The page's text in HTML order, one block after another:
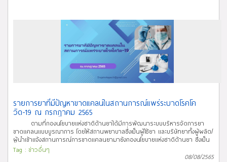
ในราชกิจจานุเบกษา (มีผลบังคับใช้ตั้งแต่วันที่ 4 กันยายน 2565) เป็นต้นไป เว้นแต่
รายการยาลำดับที่ 1 ของ 9.2 Fluids and electrolytes กลุ่มยา 9 Nutrition and
blood ในบัญชีแนบท้ายประกาศนี้ (ยา Calcium chloride + Potassium chloride +
Sodium chloride + Sodium acetate (Ringer’s acetate)) ให้ใช้บังคับเมื่อพ้น
กำหนดเก้าสิบวันนับแต่วันประกาศในราชกิจจานุเบกษาเป็นต้นไป โดยให้รายการยา
ลำดับที่ 9 ของ 9.2 Fluids and electrolytes กลุ่มยา 9 Nutrition and blood ใน
ภาคผนวก 1 บัญชียาสำหรับโรงพยาบาลและสถานบริการสาธารณสุข รายการ
บัญชียาหลักแห่งชาติ แนบท้ายประกาศคณะกรรมการพัฒนาระบบยาแห่งชาติ เรื่อง
บัญชียาหลักแห่งชาติ พ.ศ. 2564 ลงวันที่ 31 พฤษภาคม 2564 (ยา Sodium
injection; Hartmann’s solution for injection)) ให้ใช้บังคับต่อไปจนกว่าประกาศนี้
จะพ้นกำหนดเก้าสิบวันนับแต่วันประกาศในราชกิจจานุเบกษานั้น บัดนี้
ประกาศคณะกรรมการพัฒนาระบบยาแห่งชาติ เรื่อง บัญชียาหลักแห่งชาติ พ.ศ.
2565 ฉบับดังกล่าวได้ประกาศในราชกิจจานุเบกษา เล่ม 139 ตอนพิเศษ 182 ง หน้า
11 เมื่อวันที่ 5 สิงหาคม 2565 จึงขอเชิญผู้เกี่ยวข้องและผู้สนใจศึกษารายละเอียด
และ download เอกสารที่เกี่ยวข้อง (รวมทั้ง สรุปรายการยาที่มีการปรับปรุงจาก
ประกาศฉบับก่อนหน้า และรายการยาตามประกาศบัญชียาหลักแห่งชาติ พ.ศ. 2565
ในรูปแบบ excel (.xls)) ได้ทาง link ด้านล่างนี้ จึงประกาศให้ทราบโดยทั่ว
รายการยาที่มีปัญหาขาดแคลนในสถานการณ์แพร่ระบาดโรคโค
วิด-19 ณ กรกฎาคม 2565
ตามที่กองนโยบายแห่งชาติด้านยาได้มีการพัฒนาระบบบริหารจัดการยา
ขาดแคลนแบบบูรณาการ โดยให้สถานพยาบาลซึ่งเป็นผู้ใช้ยา และบริษัทยาทั้งผู้ผลิต/
ผู้นำเข้าแจ้งสถานการณ์การขาดแคลนยามายังกองนโยบายแห่งชาติด้านยา ซึ่งเป็น
หน่วยงานในการประสาน รับเรื่อง ตรวจสอบข้อมูล พิจารณาแนวทางแก้ไข
ประชาสัมพันธ์ พร้อมทั้งติดตามและเฝ้าระวังปัญหาการขาดแคลนยาในประเทศ
Tag : ข่าวอื่นๆ
08/08/2565